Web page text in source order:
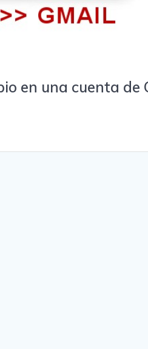
en una cuenta de